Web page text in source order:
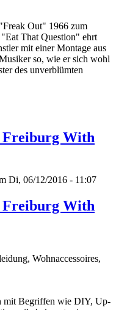
Out" 1966 zum
That Question" ehrt
mit einer Montage aus
so, wie er sich wohl
des unverblümten
With
Di, 06/12/2016 - 11:07
With
Wohnaccessoires,
mit Begriffen wie DIY, Up-